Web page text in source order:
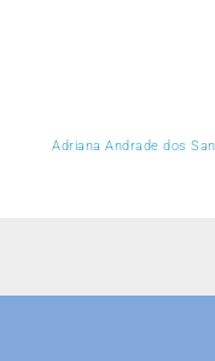
Adriana Andrade dos